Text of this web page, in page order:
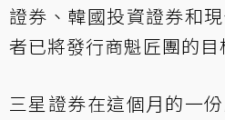
證券、韓國投資證券和
者已將發行商魁匠團的目
三星證券在這個月的一